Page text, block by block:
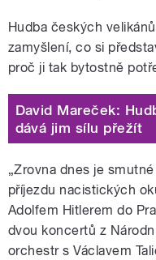
Hudba českých
zamyšlení, co si
proč ji tak bytostně
David Mareček:
dává jim sílu přežít
„Zrovna dnes je
příjezdu nacistických
Adolfem Hitlerem do
dvou koncertů z
orchestr s Václavem